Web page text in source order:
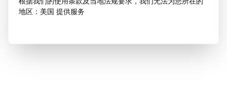
地区：美国 提供服务